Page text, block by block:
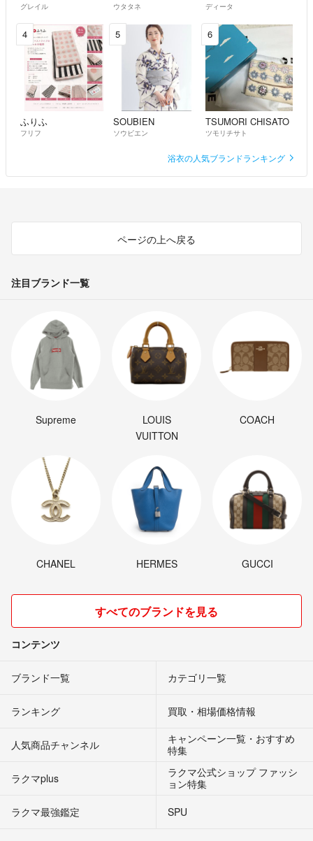
グレイル ウタタネ ディータ
4
ふりふ
フリフ
5
SOUBIEN
ソウビエン
6
TSUMORI CHISATO
ツモリチサト
浴衣の人気ブランドランキング
ページの上へ戻る
注目ブランド一覧
Supreme
LOUIS
VUITTON
COACH
CHANEL HERMES GUCCI
すべてのブランドを見る
コンテンツ
ブランド一覧 カテゴリ一覧
ランキング 買取・相場価格情報
人気商品チャンネル
キャンペーン一覧・おすすめ
特集
ラクマplus
ラクマ公式ショップ ファッシ
ョン特集
ラクマ最強鑑定
SPU